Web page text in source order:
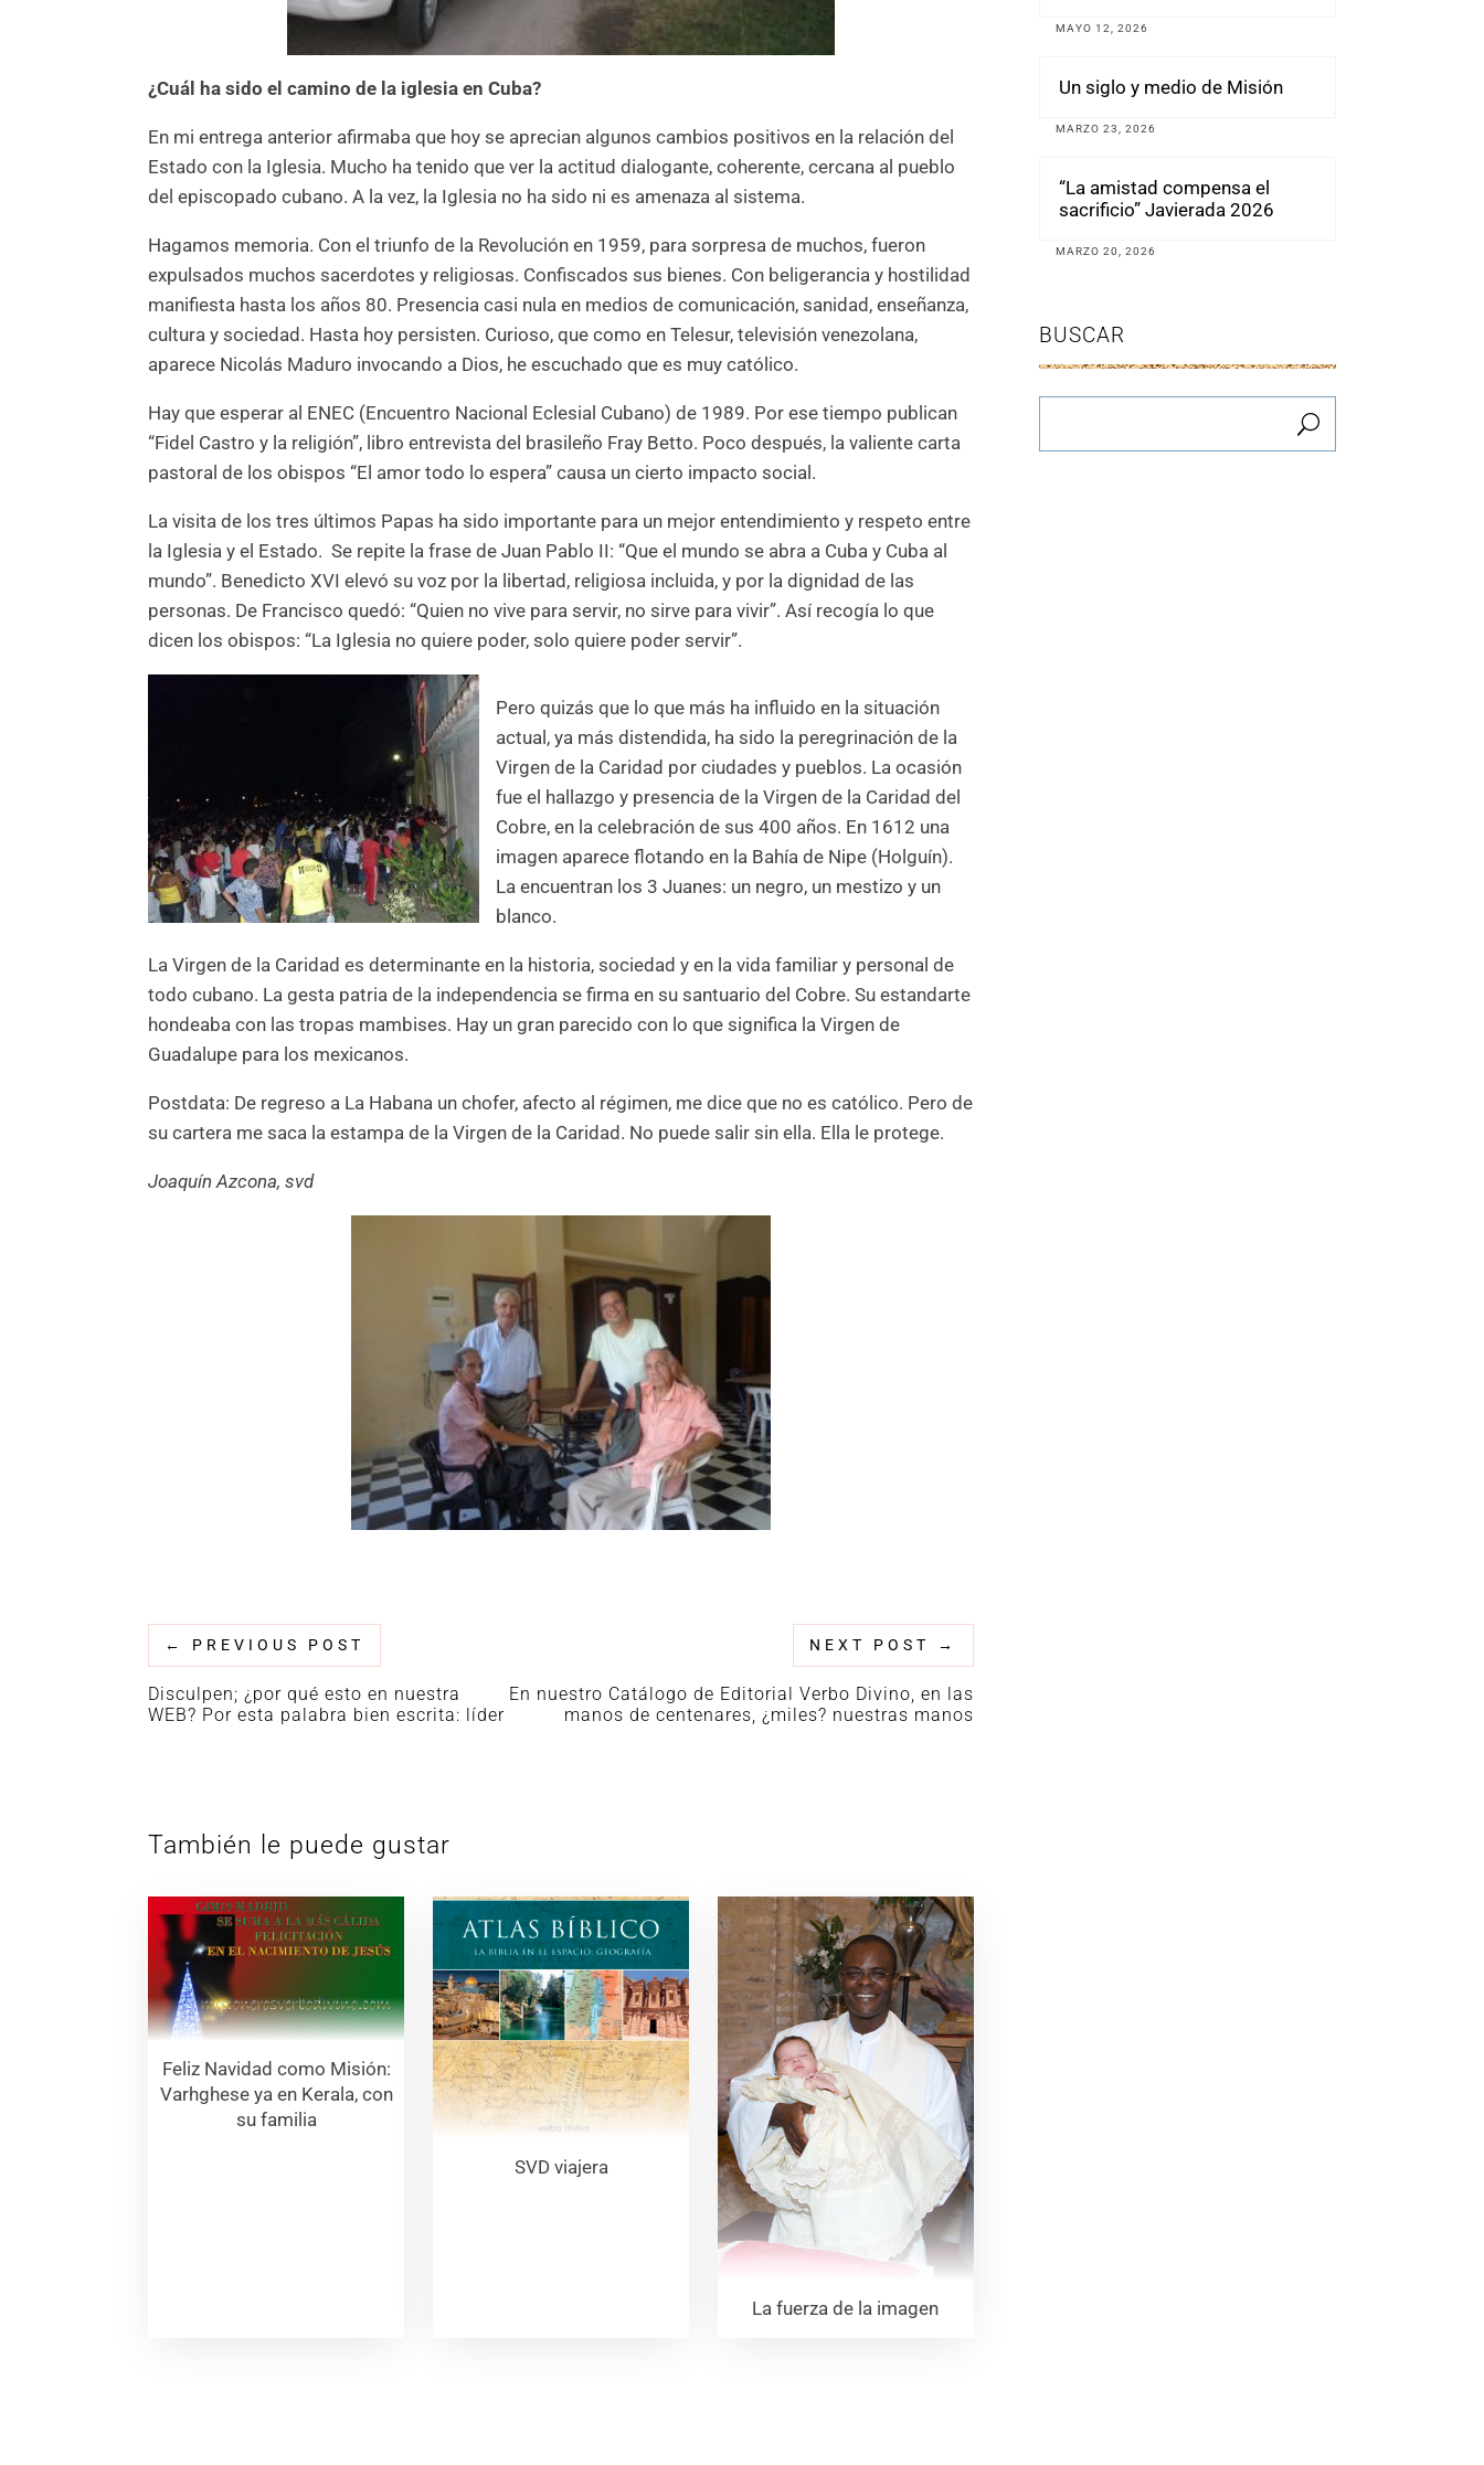
¿Cuál ha sido el camino de la iglesia en Cuba?
En mi entrega anterior afirmaba que hoy se aprecian algunos cambios positivos en la relación del
Estado con la Iglesia. Mucho ha tenido que ver la actitud dialogante, coherente, cercana al pueblo
del episcopado cubano. A la vez, la Iglesia no ha sido ni es amenaza al sistema.
Hagamos memoria. Con el triunfo de la Revolución en 1959, para sorpresa de muchos, fueron
expulsados muchos sacerdotes y religiosas. Confiscados sus bienes. Con beligerancia y hostilidad
manifiesta hasta los años 80. Presencia casi nula en medios de comunicación, sanidad, enseñanza,
cultura y sociedad. Hasta hoy persisten. Curioso, que como en Telesur, televisión venezolana,
aparece Nicolás Maduro invocando a Dios, he escuchado que es muy católico.
Hay que esperar al ENEC (Encuentro Nacional Eclesial Cubano) de 1989. Por ese tiempo publican
“Fidel Castro y la religión”, libro entrevista del brasileño Fray Betto. Poco después, la valiente carta
pastoral de los obispos “El amor todo lo espera” causa un cierto impacto social.
La visita de los tres últimos Papas ha sido importante para un mejor entendimiento y respeto entre
la Iglesia y el Estado. Se repite la frase de Juan Pablo II: “Que el mundo se abra a Cuba y Cuba al
mundo”. Benedicto XVI elevó su voz por la libertad, religiosa incluida, y por la dignidad de las
personas. De Francisco quedó: “Quien no vive para servir, no sirve para vivir”. Así recogía lo que
dicen los obispos: “La Iglesia no quiere poder, solo quiere poder servir”.
Pero quizás que lo que más ha influido en la situación
actual, ya más distendida, ha sido la peregrinación de la
Virgen de la Caridad por ciudades y pueblos. La ocasión
fue el hallazgo y presencia de la Virgen de la Caridad del
Cobre, en la celebración de sus 400 años. En 1612 una
imagen aparece flotando en la Bahía de Nipe (Holguín).
La encuentran los 3 Juanes: un negro, un mestizo y un
blanco.
La Virgen de la Caridad es determinante en la historia, sociedad y en la vida familiar y personal de
todo cubano. La gesta patria de la independencia se firma en su santuario del Cobre. Su estandarte
hondeaba con las tropas mambises. Hay un gran parecido con lo que significa la Virgen de
Guadalupe para los mexicanos.
Postdata: De regreso a La Habana un chofer, afecto al régimen, me dice que no es católico. Pero de
su cartera me saca la estampa de la Virgen de la Caridad. No puede salir sin ella. Ella le protege.
Joaquín Azcona, svd
← PREVIOUS POST
Disculpen; ¿por qué esto en nuestra
WEB? Por esta palabra bien escrita: líder
NEXT POST →
En nuestro Catálogo de Editorial Verbo Divino, en las
manos de centenares, ¿miles? nuestras manos
También le puede gustar
Feliz Navidad como Misión:
Varhghese ya en Kerala, con
su familia
SVD viajera
La fuerza de la imagen
MAYO 12, 2026
Un siglo y medio de Misión
MARZO 23, 2026
“La amistad compensa el
sacrificio” Javierada 2026
MARZO 20, 2026
BUSCAR